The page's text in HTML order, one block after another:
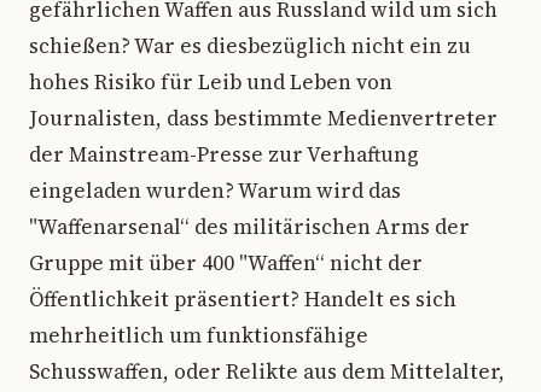
gefährlichen Waffen aus Russland wild um sich
schießen? War es diesbezüglich nicht ein zu
hohes Risiko für Leib und Leben von
Journalisten, dass bestimmte Medienvertreter
der Mainstream-Presse zur Verhaftung
eingeladen wurden? Warum wird das
"Waffenarsenal“ des militärischen Arms der
Gruppe mit über 400 "Waffen“ nicht der
Öffentlichkeit präsentiert? Handelt es sich
mehrheitlich um funktionsfähige
Schusswaffen, oder Relikte aus dem Mittelalter,